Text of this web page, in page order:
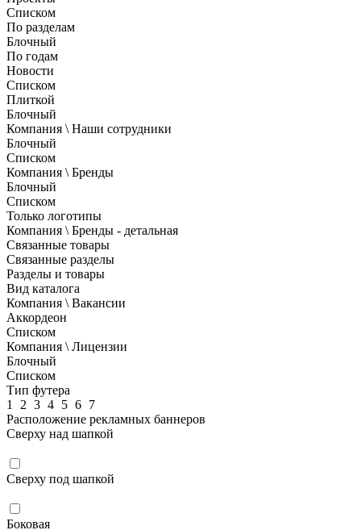
Списком
По разделам
Блочный
По годам
Новости
Списком
Плиткой
Блочный
Компания \ Наши сотрудники
Блочный
Списком
Компания \ Бренды
Блочный
Списком
Только логотипы
Компания \ Бренды - детальная
Связанные товары
Связанные разделы
Разделы и товары
Вид каталога
Компания \ Вакансии
Аккордеон
Списком
Компания \ Лицензии
Блочный
Списком
Тип футера
1
2 3 4 5 6 7
Расположение рекламных баннеров
Сверху над шапкой
Сверху под шапкой
Боковая